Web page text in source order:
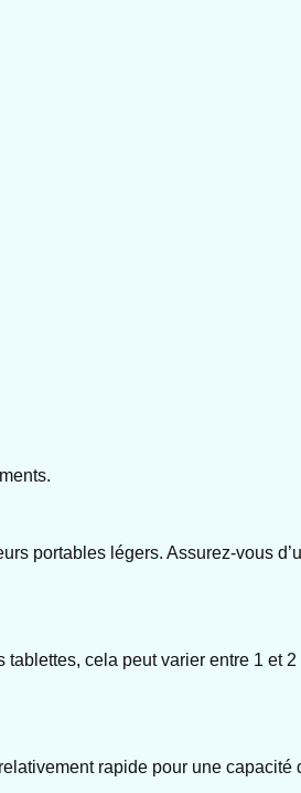
portables légers. Assurez-vous
cela peut varier entre 1 et
rapide pour une capacité